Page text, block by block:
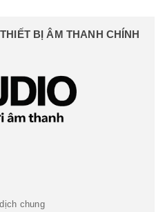
BỊ ÂM THANH CHÍNH
chung